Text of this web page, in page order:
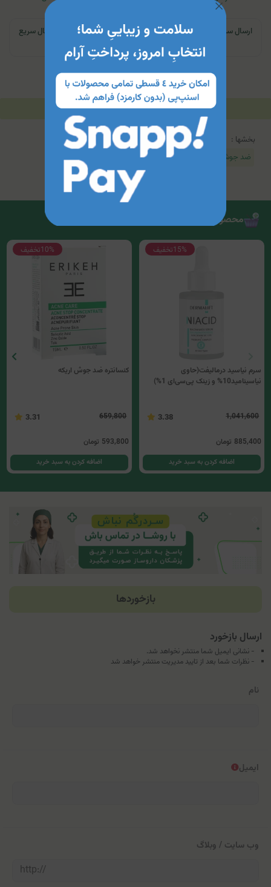
ارسال سریع | تهران و کرج: تحویل تا ۲۴ ساعت | سایر نقاط ایران: ارسال سریع
توضیحات مشخصات محصول جدول محتویات
بخشها :
ضد جوش و آکنه
محصولات مرتبط
15%تخفیف
سرم نیاسید درمالیفت(حاوی
نیاسینامید10% و زینک پی‌سی‌ای 1%)
1,041,600
3.38
885,400 تومان
اضافه کردن به سبد خرید
10%تخفیف
کنسانتره ضد جوش اریکه
659,800
3.31
593,800 تومان
اضافه کردن به سبد خرید
بازخوردها
ارسال بازخورد
- نشانی ایمیل شما منتشر نخواهد شد.
- نظرات شما بعد از تایید مدیریت منتشر خواهد شد
نام
ایمیل
وب سایت / وبلاگ